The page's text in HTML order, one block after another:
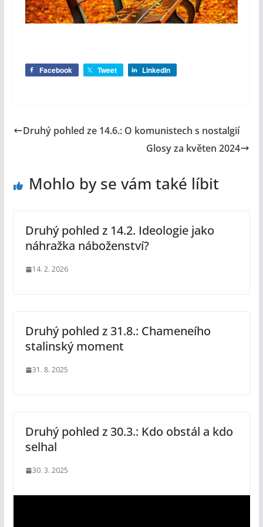
Facebook Tweet LinkedIn
Druhý pohled ze 14.6.: O komunistech s nostalgií
Glosy za květen 2024
Mohlo by se vám také líbit
Druhý pohled z 14.2. Ideologie jako
náhražka náboženství?
14. 2. 2026
Druhý pohled z 31.8.: Chameneího
stalinský moment
31. 8. 2025
Druhý pohled z 30.3.: Kdo obstál a kdo
selhal
30. 3. 2025